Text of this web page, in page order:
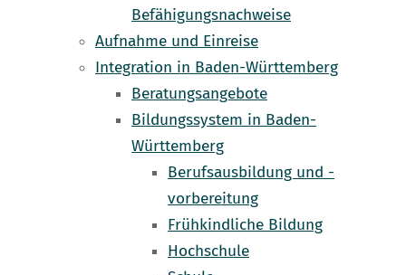
Befähigungsnachweise
Aufnahme und Einreise
Integration in Baden-Württemberg
Beratungsangebote
Bildungssystem in Baden-
Württemberg
Berufsausbildung und -
vorbereitung
Frühkindliche Bildung
Hochschule